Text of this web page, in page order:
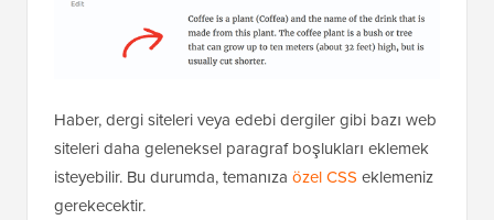
Haber, dergi siteleri veya edebi dergiler gibi bazı web
siteleri daha geleneksel paragraf boşlukları eklemek
isteyebilir. Bu durumda, temanıza özel CSS eklemeniz
gerekecektir.